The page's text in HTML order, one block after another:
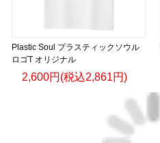
Plastic Soul プラスティックソウル
ロゴT オリジナル
2,600円(税込2,861円)